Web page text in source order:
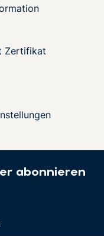
Zertifikat
abonnieren